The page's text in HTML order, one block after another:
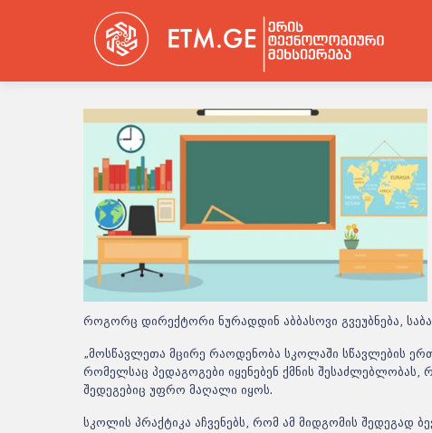
როგორც დირექტორი ნურადდინ აბბასოვი გვეუბნება,
„მოსწავლეთა მცირე რაოდენობა სკოლაში სწავლების
რომელსაც პედაგოგები იყენებენ ქმნის
შედეგებიც უფრო მაღალი იყოს.
სკოლის პრაქტიკა აჩვენებს, რომ ამ მიდგომის შედეგად